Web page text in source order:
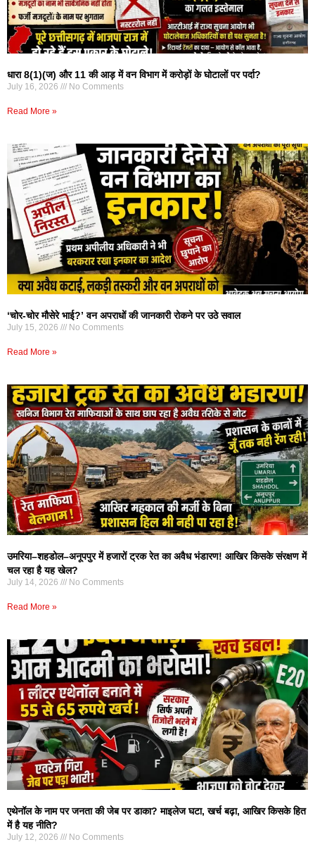
धारा 8(1)(ज) और 11 की आड़ में वन विभाग में करोड़ों के घोटालों पर पर्दा?
July 16, 2026 No Comments
Read More »
‘चोर-चोर मौसेरे भाई?’ वन अपराधों की जानकारी रोकने पर उठे सवाल
July 15, 2026 No Comments
Read More »
उमरिया–शहडोल–अनूपपुर में हजारों ट्रक रेत का अवैध भंडारण! आखिर किसके संरक्षण में
चल रहा है यह खेल?
July 14, 2026 No Comments
Read More »
एथेनॉल के नाम पर जनता की जेब पर डाका? माइलेज घटा, खर्च बढ़ा, आखिर किसके हित
में है यह नीति?
July 12, 2026 No Comments